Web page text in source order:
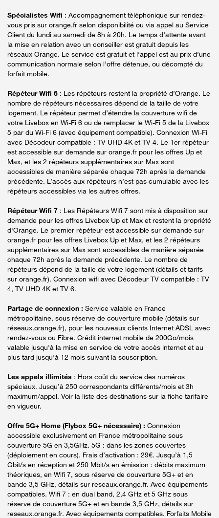
Spécialistes Wifi : Accompagnement téléphonique sur rendez-
vous pris sur orange.fr selon disponibilité ou via appel au Service
Client du lundi au samedi de 8h à 20h. Le temps d’attente avant
la mise en relation avec un conseiller est gratuit depuis les
réseaux Orange. Le service est gratuit et l’appel est au prix d’une
communication normale selon l’offre détenue, ou décompté du
forfait mobile.
Répéteur Wifi 6 : Les répéteurs restent la propriété d’Orange. Le
nombre de répéteurs nécessaires dépend de la taille de votre
logement. Le répéteur permet d’étendre la couverture wifi de
votre Livebox en Wi-Fi 6 ou de remplacer le Wi-Fi 5 de la Livebox
5 par du Wi-Fi 6 (avec équipement compatible). Connexion Wi-Fi
avec Décodeur compatible : TV UHD 4K et TV 4. Le 1er répéteur
est accessible sur demande sur orange.fr pour les offres Up et
Max, et les 2 répéteurs supplémentaires sur Max sont
accessibles de manière séparée chaque 72h après la demande
précédente. L’accès aux répéteurs n’est pas cumulable avec les
répéteurs accessibles via les autres offres.
Répéteur Wifi 7 : Les Répéteurs Wifi 7 sont mis à disposition sur
demande pour les offres Livebox Up et Max et restent la propriété
d'Orange. Le premier répéteur est accessible sur demande sur
orange.fr pour les offres Livebox Up et Max, et les 2 répéteurs
supplémentaires sur Max sont accessibles de manière séparée
chaque 72h après la demande précédente. Le nombre de
répéteurs dépend de la taille de votre logement (détails et tarifs
sur orange.fr). Connexion wifi avec Décodeur TV compatible : TV
4, TV UHD 4K et TV 6.
Partage de connexion : Service valable en France
métropolitaine, sous réserve de couverture mobile (détails sur
réseaux.orange.fr), pour les nouveaux clients Internet ADSL avec
rendez-vous ou Fibre. Crédit internet mobile de 200Go/mois
valable jusqu'à la mise en service de votre accès internet et au
plus tard jusqu'à 12 mois suivant la souscription.
Les appels illimités : Hors coût du service des numéros
spéciaux. Jusqu’à 250 correspondants différents/mois et 3h
maximum/appel. Voir la liste des destinations sur la fiche tarifaire
en vigueur.
Offre 5G+ Home (Flybox 5G+ nécessaire) : Connexion
accessible exclusivement en France métropolitaine sous
couverture 5G en 3,5GHz. 5G : dans les zones couvertes
(déploiement en cours). Frais d’activation : 29€. Jusqu’à 1,5
Gbit/s en réception et 250 Mbit/s en émission : débits maximum
théoriques, en Wifi 7, sous réserve de couverture 5G+ et en
bande 3,5 GHz, détails sur reseaux.orange.fr. Avec équipements
compatibles. Wifi 7 : en dual band, 2,4 GHz et 5 GHz sous
réserve de couverture 5G+ et en bande 3,5 GHz, détails sur
reseaux.orange.fr. Avec équipements compatibles. Forfaits Mobile